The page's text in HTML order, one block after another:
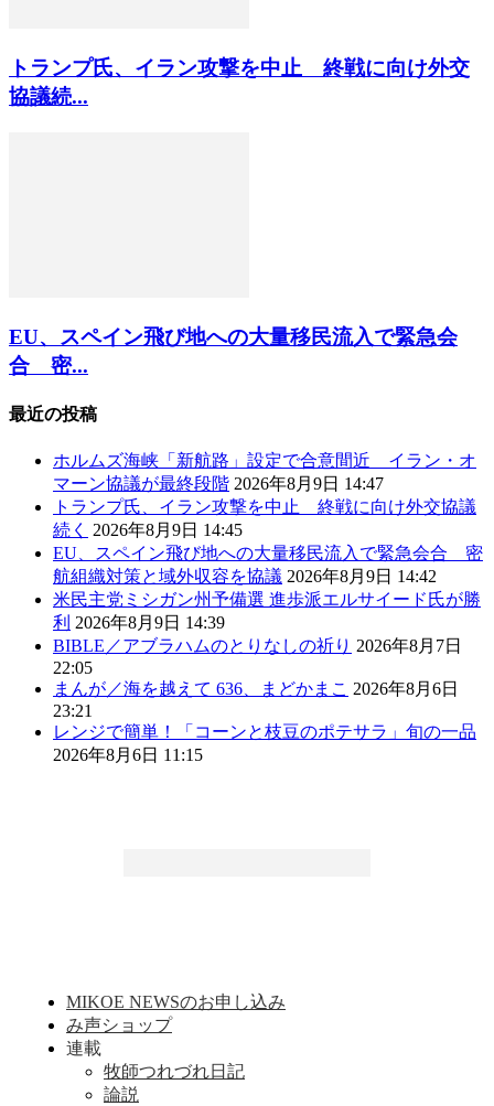
トランプ氏、イラン攻撃を中止 終戦に向け外交
協議続...
EU、スペイン飛び地への大量移民流入で緊急会
合 密...
最近の投稿
ホルムズ海峡「新航路」設定で合意間近 イラン・オ
マーン協議が最終段階 2026年8月9日 14:47
トランプ氏、イラン攻撃を中止 終戦に向け外交協議
続く
2026年8月9日 14:45
EU、スペイン飛び地への大量移民流入で緊急会合 密
航組織対策と域外収容を協議 2026年8月9日 14:42
米民主党ミシガン州予備選 進歩派エルサイード氏が勝
利 2026年8月9日 14:39
BIBLE／アブラハムのとりなしの祈り 2026年8月7日
22:05
まんが／海を越えて 636、まどかまこ 2026年8月6日
23:21
レンジで簡単！「コーンと枝豆のポテサラ」旬の一品
2026年8月6日 11:15
MIKOE NEWSのお申し込み
み声ショップ
連載
牧師つれづれ日記
論説